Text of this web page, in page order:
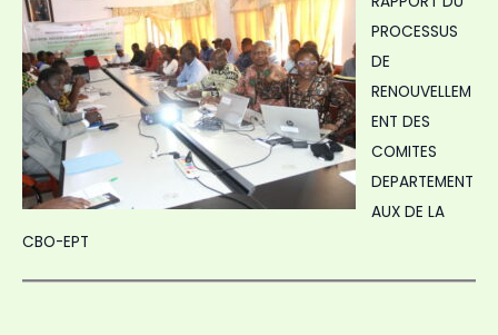
PROCESSUS
DE
RENOUVELLEM
ENT DES
COMITES
DEPARTEMENT
AUX DE LA
CBO-EPT